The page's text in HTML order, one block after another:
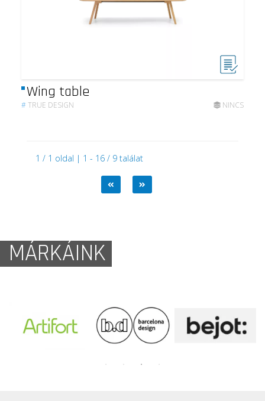
Wing table
#TRUE DESIGN NINCS
1 / 1 oldal | 1 - 16 / 9 találat
MÁRKÁINK